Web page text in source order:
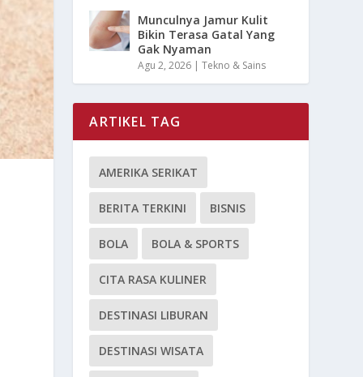
Munculnya Jamur Kulit
Bikin Terasa Gatal Yang
Gak Nyaman
Agu 2, 2026 |Tekno & Sains
ARTIKEL TAG
AMERIKA SERIKAT
BERITA TERKINI BISNIS
BOLA BOLA & SPORTS
CITA RASA KULINER
DESTINASI LIBURAN
DESTINASI WISATA